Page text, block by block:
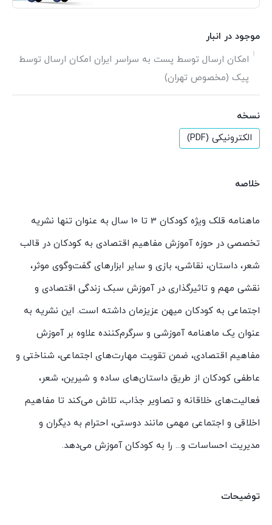
موجود در انبار
امکان ارسال توسط پست به سراسر ایران امکان ارسال توسط
پیک (مخصوص تهران)
نسخه
الکترونیکی (PDF)
خلاصه
ماهنامه قلک ویژه کودکان 3 تا 10 سال به عنوان تنها نشریه
تخصصی در حوزه آموزش مفاهیم اقتصادی به کودکان در قالب
شعر، داستان، نقاشی، بازی و سایر ابزارهای گفت‌وگوی موثر،
نقشی مهم و تاثیرگذاری در آموزش سبک زندگی اقتصادی و
اجتماعی به کودکان میهن عزیزمان داشته است. این نشریه به
عنوان یک ماهنامه آموزشی و سرگرم‌کننده علاوه بر آموزش
مفاهیم اقتصادی، ضمن تقویت مهارت‌های اجتماعی، شناختی و
عاطفی کودکان از طریق داستان‌های ساده و شیرین، شعر،
فعالیت‌های خلاقانه و تصاویر جذاب، تلاش می‌کند تا مفاهیم
اخلاقی و اجتماعی مهمی مانند دوستی، احترام به دیگران و
مدیریت احساسات و... را به کودکان آموزش می‌دهد.
توضیحات